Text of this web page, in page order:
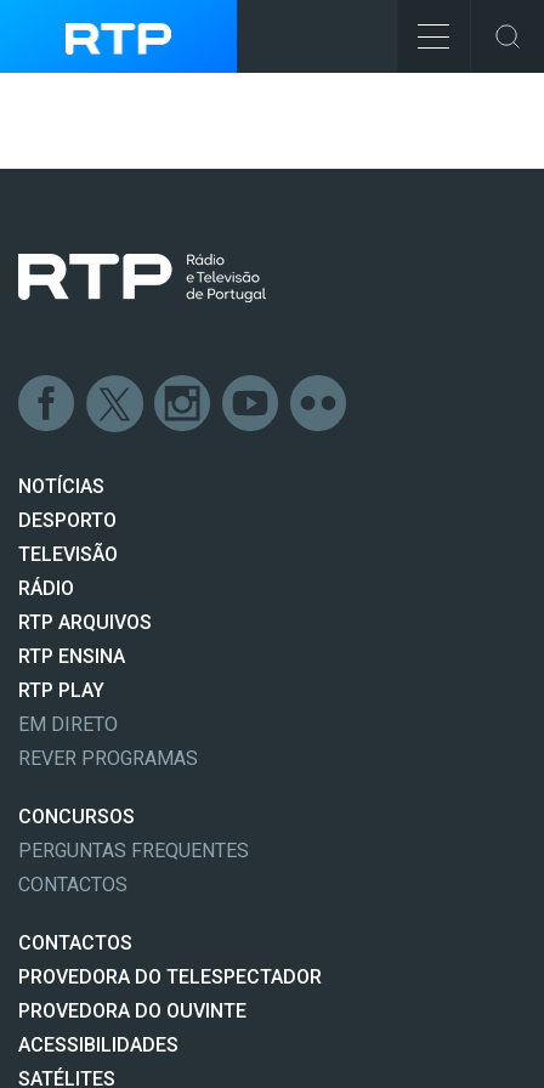
NOTÍCIAS
DESPORTO
TELEVISÃO
RÁDIO
RTP ARQUIVOS
RTP ENSINA
RTP PLAY
EM DIRETO
REVER PROGRAMAS
CONCURSOS
PERGUNTAS FREQUENTES
CONTACTOS
CONTACTOS
PROVEDORA DO TELESPECTADOR
PROVEDORA DO OUVINTE
ACESSIBILIDADES
SATÉLITES